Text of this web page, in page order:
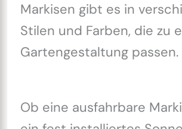
Markisen gibt es in
Stilen und Farben, die zu
Gartengestaltung passen.
Ob eine ausfahrbare